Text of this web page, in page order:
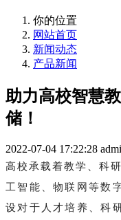
你的位置
网站首页
新闻动态
产品新闻
助力高校智慧
储！
2022-07-04 17:22:28
高校承载着教学、科
工智能、物联网等数
设对于人才培养、科